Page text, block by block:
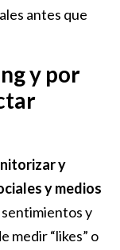
antes que
y por
y
y medios
y
medir “likes” o